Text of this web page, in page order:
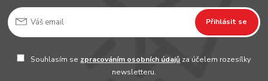
Přihlásit se
Souhlasím se zpracováním osobních údajů za účelem rozesílky
newsletteru.